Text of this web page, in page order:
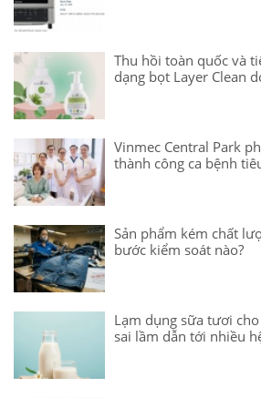
Thu hồi toàn quốc và
dạng bọt Layer Clean
Vinmec Central Park
thành công ca bệnh
Sản phẩm kém chất
bước kiểm soát nào?
Lạm dụng sữa tươi
sai lầm dẫn tới nhiều